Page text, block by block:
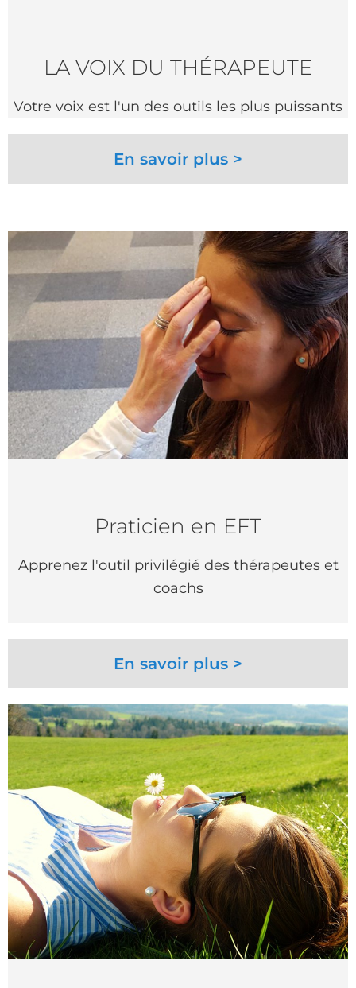
LA VOIX DU THÉRAPEUTE
Votre voix est l'un des outils les plus puissants
En savoir plus >
Praticien en EFT
Apprenez l'outil privilégié des thérapeutes et
coachs
En savoir plus >